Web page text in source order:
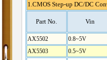
1.CMOS Step-up DC/DC
Part No. Vin
AX5502
0.8~5V
AX5503
0.5~5V